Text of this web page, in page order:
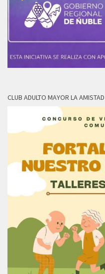
CLUB ADULTO MAYOR LA AMISTAD